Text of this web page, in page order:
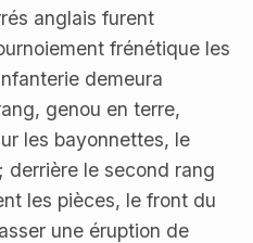
anglais furent
frénétique les
demeura
genou en terre,
les bayonnettes, le
derrière le second rang
les pièces, le front du
une éruption de